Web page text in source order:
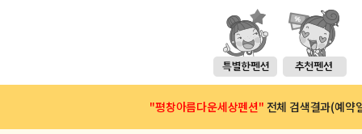
"평창아름다운세상펜션" 전체 검색결과(예